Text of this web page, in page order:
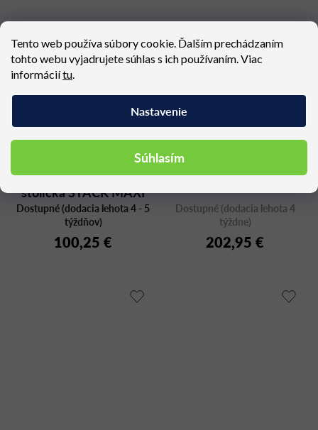
Tento web používa súbory cookie. Ďalším prechádzaním
tohto webu vyjadrujete súhlas s ich používaním. Viac
informáciítu
Nastavenie
Súhlasím
Exteriérová barová
stolička STACK MAXI
Dostupné (dodacia lehota 4 - 5
týždňov)
100,25 €
LISA 2867 H75
Dostupné (dodacia lehota 4
týždne)
202,95 €